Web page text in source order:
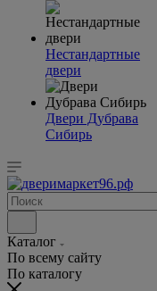
Нестандартные
двери
Двери Дубрава
Сибирь
Каталог
По всему сайту
По каталогу